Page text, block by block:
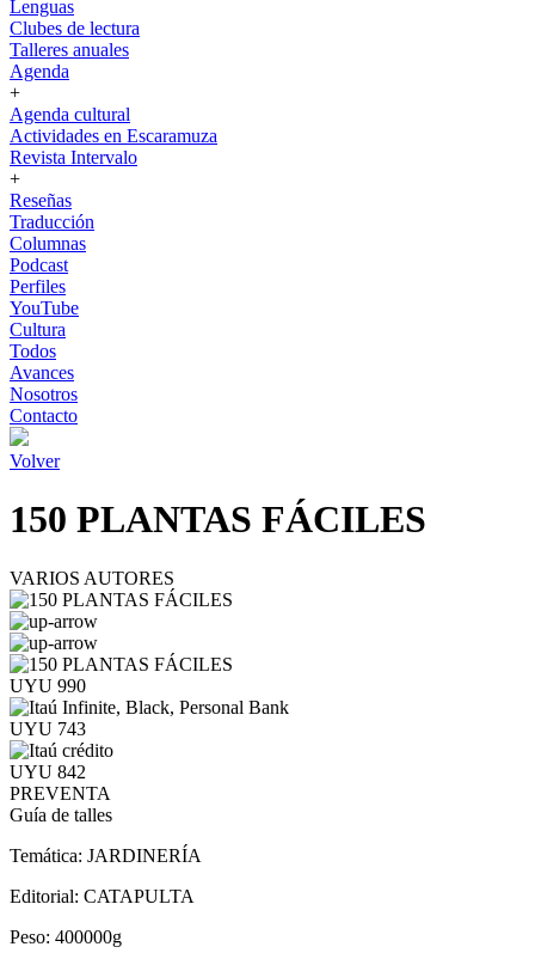
Lenguas
Clubes de lectura
Talleres anuales
Agenda
+
Agenda cultural
Actividades en Escaramuza
Revista Intervalo
+
Reseñas
Traducción
Columnas
Podcast
Perfiles
YouTube
Cultura
Todos
Avances
Nosotros
Contacto
Volver
150 PLANTAS FÁCILES
VARIOS AUTORES
UYU 990
UYU 743
UYU 842
PREVENTA
Guía de talles
Temática: JARDINERÍA
Editorial: CATAPULTA
Peso: 400000g